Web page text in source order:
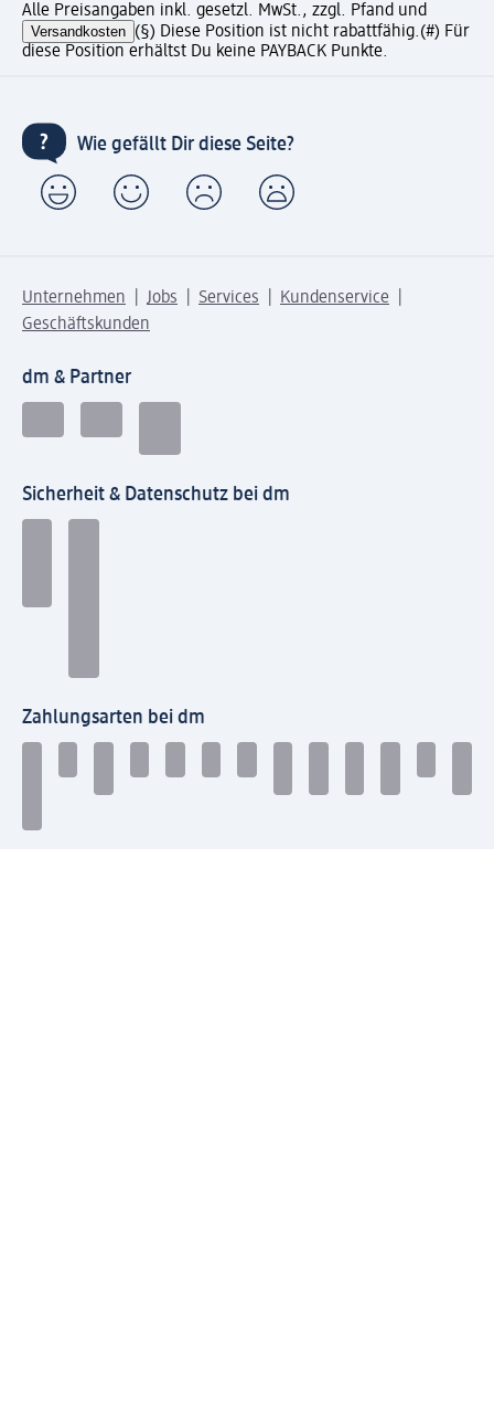
Alle Preisangaben inkl. gesetzl. MwSt., zzgl. Pfand und
Versandkosten (§) Diese Position ist nicht rabattfähig.(#) Für
diese Position erhältst Du keine PAYBACK Punkte.
Wie gefällt Dir diese Seite?
Unternehmen Jobs Services
Kundenservice
Geschäftskunden
dm & Partner
Sicherheit & Datenschutz bei dm
Zahlungsarten bei dm